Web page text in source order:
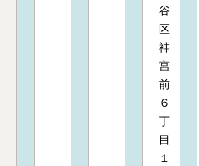
谷
区
神
宮
前
６
丁
目
１